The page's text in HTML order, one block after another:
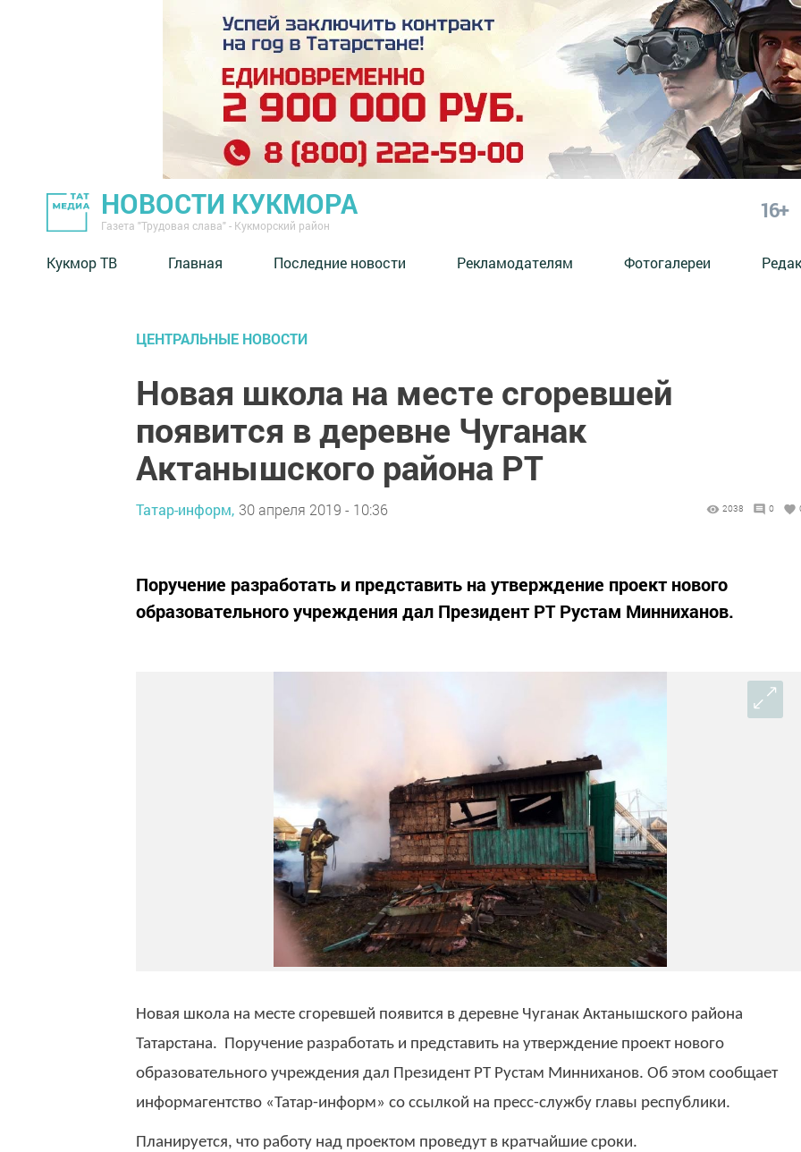
НОВОСТИ КУКМОРА
Газета "Трудовая слава" - Кукморский район
16+
Кукмор ТВ Главная Последние новости Рекламодателям Фотогалереи
ЦЕНТРАЛЬНЫЕ НОВОСТИ
Новая школа на месте сгоревшей
появится в деревне Чуганак
Актанышского района РТ
Татар-информ, 30 апреля 2019 - 10:36 2038 0
Поручение разработать и представить на утверждение проект нового
образовательного учреждения дал Президент РТ Рустам Минниханов.
Новая школа на месте сгоревшей появится в деревне Чуганак Актанышского района
Татарстана. Поручение разработать и представить на утверждение проект нового
образовательного учреждения дал Президент РТ Рустам Минниханов. Об этом сообщает
информагентство «Татар-информ» со ссылкой на пресс-службу главы республики.
Планируется, что работу над проектом проведут в кратчайшие сроки.